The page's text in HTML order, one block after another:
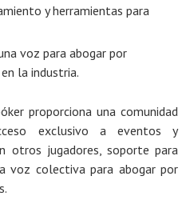
y herramientas para
voz para abogar por
la industria.
proporciona una comunidad
exclusivo a eventos y
otros jugadores, soporte para
voz colectiva para abogar por